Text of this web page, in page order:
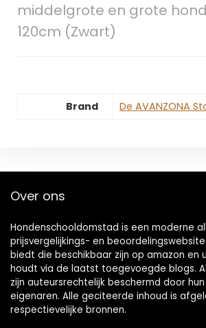
middelgrote en grote
120cm (Zwart)
Brand De AVANZONA
Over ons
Hondenschooldomstad is een moderne
prijsvergelijkings- en
biedt die beschikbaar zijn op amazon en
houdt via de laatst toegevoegde blogs.
zijn auteursrechtelijk beschermd door
eigenaren. Alle geciteerde inhoud is
respectievelijke bronnen.